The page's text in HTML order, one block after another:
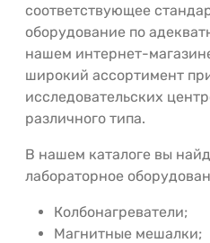
соответствующее
оборудование по
нашем интернет-
широкий ассортимент
исследовательских
различного типа.
В нашем каталоге вы
лабораторное
Колбонагреватели;
Магнитные мешалки;